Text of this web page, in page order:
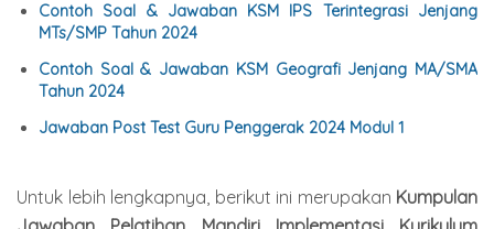
Contoh Soal & Jawaban KSM IPS Terintegrasi Jenjang
MTs/SMP Tahun 2024
Contoh Soal & Jawaban KSM Geografi Jenjang MA/SMA
Tahun 2024
Jawaban Post Test Guru Penggerak 2024 Modul 1
Untuk lebih lengkapnya, berikut ini merupakan Kumpulan